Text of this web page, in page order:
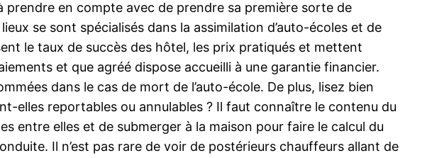
en compte avec de prendre sa première sorte de
se sont spécialisés dans la assimilation d’auto-écoles et de
le taux de succès des hôtel, les prix pratiqués et mettent
et que agréé dispose accueilli à une garantie financier.
dans le cas de mort de l’auto-école. De plus, lisez bien
elles reportables ou annulables ? Il faut connaître le contenu du
entre elles et de submerger à la maison pour faire le calcul du
Il n’est pas rare de voir de postérieurs chauffeurs allant de